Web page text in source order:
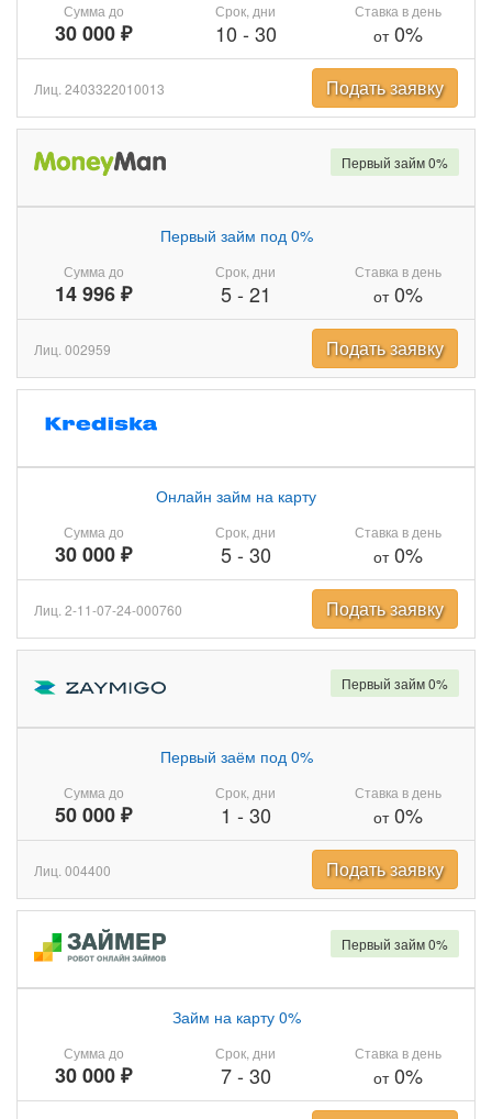
Сумма до
30 000 ₽
Срок, дни
10 - 30
Ставка в день
от0%
Лиц. 2403322010013 Подать заявку
Сумма до
14 996 ₽
Первый займ под 0%
Срок, дни
5- 21
Ставка в день
от0%
Первый займ 0%
Лиц. 002959 Подать заявку
Сумма до
30 000 ₽
Онлайн займ на карту
Срок, дни
5- 30
Ставка в день
от0%
Лиц. 2-11-07-24-000760 Подать заявку
Сумма до
50 000 ₽
Первый заём под 0%
Срок, дни
1 - 30
Ставка в день
от0%
Первый займ 0%
Лиц. 004400 Подать заявку
Сумма до
30 000 ₽
Займ на карту 0%
Срок, дни
7- 30
Ставка в день
от0%
Первый займ 0%